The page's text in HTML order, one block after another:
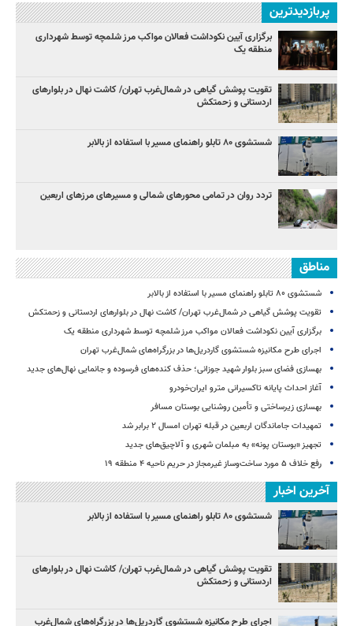
پربازدیدترین
برگزاری آیین نکوداشت فعالان مواکب مرز شلمچه توسط شهرداری
منطقه یک
تقویت پوشش گیاهی در شمال‌غرب تهران/ کاشت نهال در بلوارهای
اردستانی و زحمتکش
شستشوی ۸۰ تابلو راهنمای مسیر با استفاده از بالابر
تردد روان در تمامی محورهای شمالی و مسیرهای مرزهای اربعین
مناطق
شستشوی ۸۰ تابلو راهنمای مسیر با استفاده از بالابر
تقویت پوشش گیاهی در شمال‌غرب تهران/ کاشت نهال در بلوارهای اردستانی و زحمتکش
برگزاری آیین نکوداشت فعالان مواکب مرز شلمچه توسط شهرداری منطقه یک
اجرای طرح مکانیزه شستشوی گاردریل‌ها در بزرگراه‌های شمال‌غرب تهران
بهسازی فضای سبز بلوار شهید جوزانی؛ حذف کنده‌های فرسوده و جانمایی نهال‌های جدید
آغاز احداث پایانه تاکسیرانی مترو ایران‌خودرو
بهسازی زیرساختی و تأمین روشنایی بوستان مسافر
تمهیدات جاماندگان اربعین در قبله تهران امسال ۲ برابر شد
تجهیز «بوستان پونه» به مبلمان شهری و آلاچیق‌های جدید
رفع خلاف ۵ مورد ساخت‌وساز غیرمجاز در حریم ناحیه ۴ منطقه ۱۹
آخرین اخبار
شستشوی ۸۰ تابلو راهنمای مسیر با استفاده از بالابر
تقویت پوشش گیاهی در شمال‌غرب تهران/ کاشت نهال در بلوارهای
اردستانی و زحمتکش
اجرای طرح مکانیزه شستشوی گاردریل‌ها در بزرگراه‌های شمال‌غرب